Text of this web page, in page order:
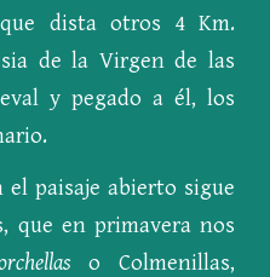
dista otros 4 Km.
de la Virgen de las
y pegado a él, los
paisaje abierto sigue
que en primavera nos
o Colmenillas,